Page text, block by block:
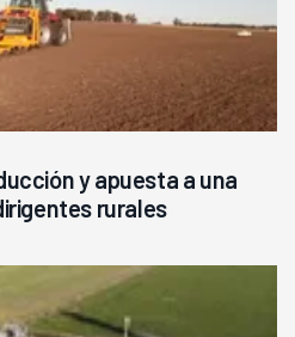
y apuesta a una
rurales